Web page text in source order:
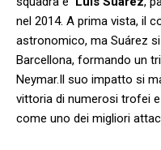
nel ‍2014. A prima vista, il
astronomico, ma Suárez
Barcellona, formando un
Neymar.Il suo impatto si
vittoria di numerosi trofei
come‌ uno dei migliori